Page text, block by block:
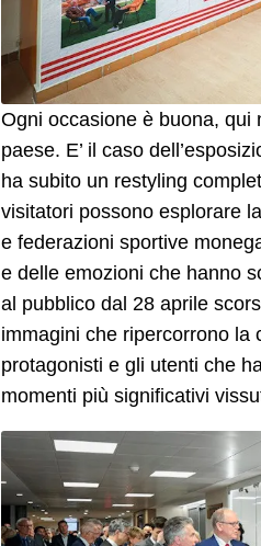
Ogni occasione è buona, qui
paese. E’ il caso
ha subito un restyling
visitatori possono esplorare
e federazioni sportive
e delle emozioni che hanno
al pubblico dal 28 aprile
immagini che ripercorrono la
protagonisti e gli utenti che
momenti più significativi